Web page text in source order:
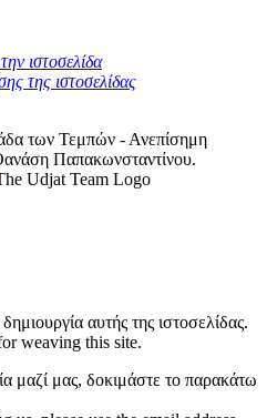
ιστοσελίδα
της ιστοσελίδας
των Τεμπών - Ανεπίσημη
Παπακωνσταντίνου.
αυτής της ιστοσελίδας.
weaving this site.
μαζί μας, δοκιμάστε το παρακάτω